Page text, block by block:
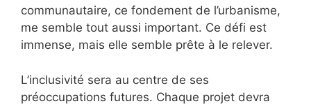
communautaire, ce fondement de l’urbanisme,
me semble tout aussi important. Ce défi est
immense, mais elle semble prête à le relever.
L’inclusivité sera au centre de ses
préoccupations futures. Chaque projet devra